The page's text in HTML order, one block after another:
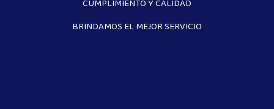
CUMPLIMIENTO Y CALIDAD
BRINDAMOS EL MEJOR SERVICIO